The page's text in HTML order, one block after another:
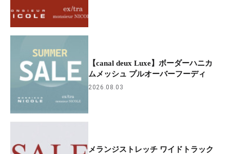
【canal deux Luxe】ボーダーハニカ
ムメッシュ プルオーバーフーディ
2026.08.03
メランジストレッチ ワイドトラック